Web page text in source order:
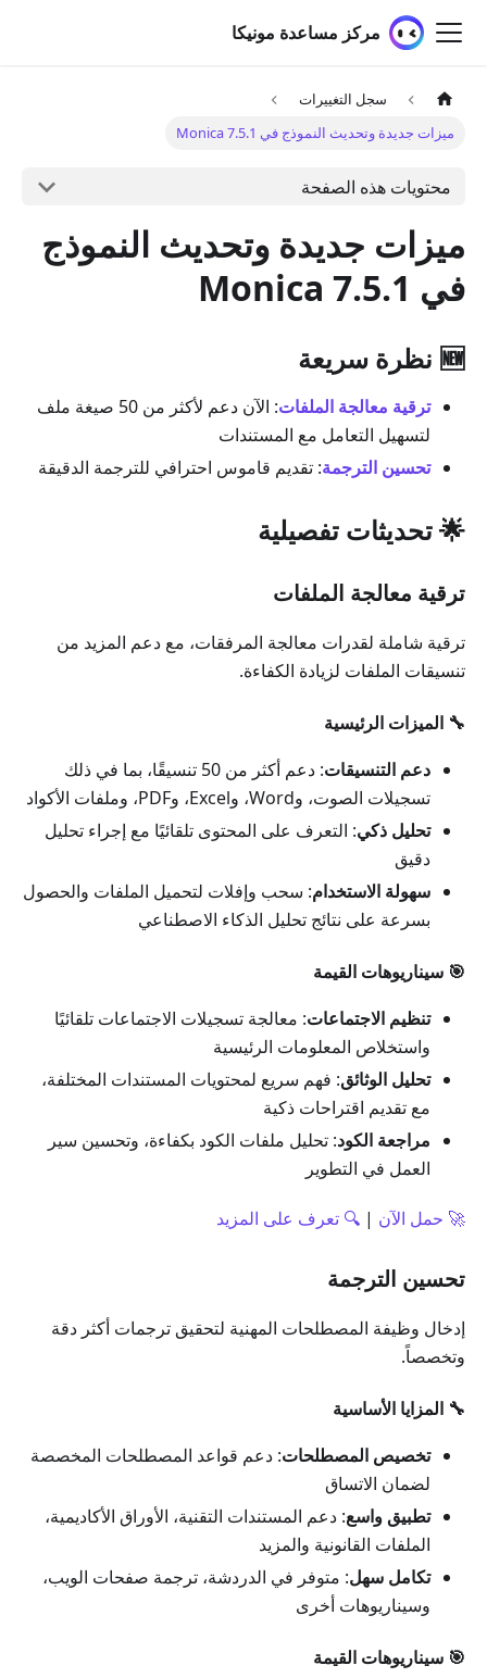
مركز مساعدة مونيكا
سجل التغييرات
ميزات جديدة وتحديث النموذج في Monica 7.5.1
محتويات هذه الصفحة
ميزات جديدة وتحديث النموذج
في Monica 7.5.1
🆕 نظرة سريعة
ترقية معالجة الملفات
: الآن دعم لأكثر من 50 صيغة ملف
لتسهيل التعامل مع المستندات
تحسين الترجمة: تقديم قاموس احترافي للترجمة الدقيقة
🌟 تحديثات تفصيلية
ترقية معالجة الملفات
ترقية شاملة لقدرات معالجة المرفقات، مع دعم المزيد من
تنسيقات الملفات لزيادة الكفاءة.
🔧 الميزات الرئيسية
دعم التنسيقات
: دعم أكثر من 50 تنسيقًا، بما في ذلك
تسجيلات الصوت، وWord، وExcel، وPDF، وملفات الأكواد
تحليل ذكي: التعرف على المحتوى تلقائيًا مع إجراء تحليل
دقيق
سهولة الاستخدام: سحب وإفلات لتحميل الملفات والحصول
بسرعة على نتائج تحليل الذكاء الاصطناعي
🎯 سيناريوهات القيمة
تنظيم الاجتماعات: معالجة تسجيلات الاجتماعات تلقائيًا
واستخلاص المعلومات الرئيسية
تحليل الوثائق: فهم سريع لمحتويات المستندات المختلفة،
مع تقديم اقتراحات ذكية
مراجعة الكود: تحليل ملفات الكود بكفاءة، وتحسين سير
العمل في التطوير
🚀 حمل الآن | 🔍 تعرف على المزيد
تحسين الترجمة
إدخال وظيفة المصطلحات المهنية لتحقيق ترجمات أكثر دقة
وتخصصاً.
🔧 المزايا الأساسية
تخصيص المصطلحات: دعم قواعد المصطلحات المخصصة
لضمان الاتساق
تطبيق واسع: دعم المستندات التقنية، الأوراق الأكاديمية،
الملفات القانونية والمزيد
تكامل سهل: متوفر في الدردشة، ترجمة صفحات الويب،
وسيناريوهات أخرى
🎯 سيناريوهات القيمة